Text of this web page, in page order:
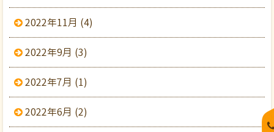
2022年11月 (4)
2022年9月 (3)
2022年7月 (1)
2022年6月 (2)